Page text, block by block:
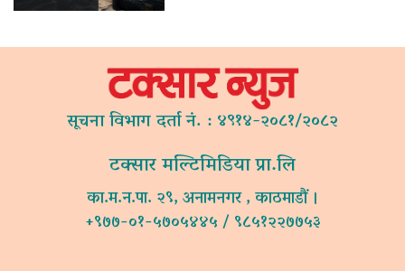
सूचना विभाग दर्ता नं. : ४९१४-२०८१/२०८२
टक्सार मल्टिमिडिया प्रा.लि
का.म.न.पा. २९, अनामनगर , काठमाडौं ।
+९७७-०१-५७०५४४५ / ९८५१२२७७५३